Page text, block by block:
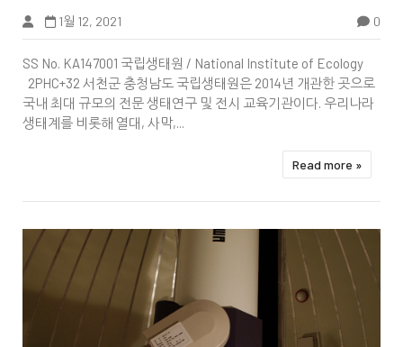
1월 12, 2021 0
SS No. KA147001 국립생태원 / National Institute of Ecology
2PHC+32 서천군 충청남도 국립생태원은 2014년 개관한 곳으로
국내 최대 규모의 전문 생태연구 및 전시 교육기관이다. 우리나라
생태계를 비롯해 열대, 사막,...
Read more »
Photo Spot